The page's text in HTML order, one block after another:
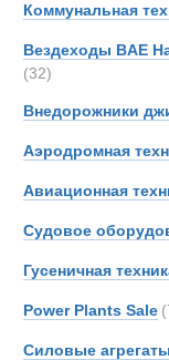
Коммунальная
Вездеходы BAE
(32)
Внедорожники
Аэродромная
Авиационная
Судовое
Гусеничная
Power Plants Sale
Силовые агрегаты